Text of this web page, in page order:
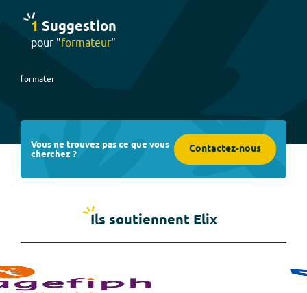
1 Suggestion
pour "formateur"
formater
Vous ne trouvez pas ce que vous
cherchez ? Contactez-nous
Ils soutiennent Elix